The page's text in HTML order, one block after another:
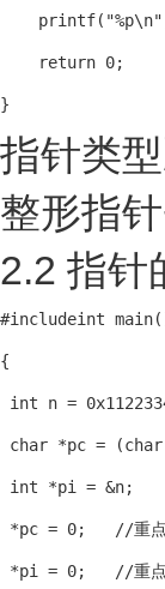
    return 0;
}
指针类
整形指
2.2 指针
#includeint
{
int n =
char *pc =
int *pi = &n;
*pc = 0;   //重点在
*pi = 0;   //重点在